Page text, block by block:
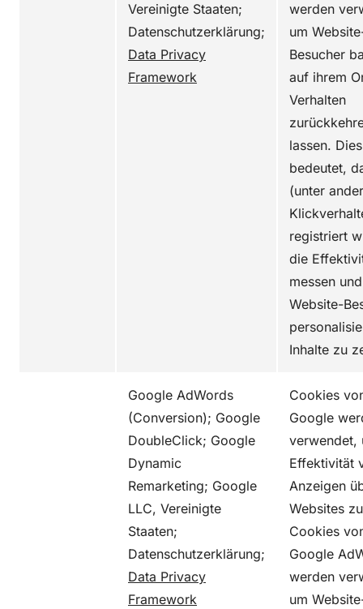
Vereinigte Staaten;
Datenschutzerklärung;
Data Privacy
Framework
werden
um
Besucher
auf ihrem
Verhalten
lassen. Dies
bedeutet,
(unter
registriert
die
messen
Website-
Inhalte zu
Google AdWords
(Conversion); Google
DoubleClick; Google
Dynamic
Remarketing; Google
LLC, Vereinigte
Staaten;
Datenschutzerklärung;
Data Privacy
Framework
Cookies
Google
verwendet,
Effektivität
Anzeigen
Websites
Cookies
Google
werden
um